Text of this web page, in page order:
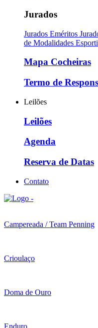
Jurados
Jurados Eméritos
de Modalidades
Mapa Cocheiras
Termo de
Leilões
Leilões
Agenda
Reserva de Datas
Contato
Campereada / Team Penning
Crioulaço
Doma de Ouro
Enduro